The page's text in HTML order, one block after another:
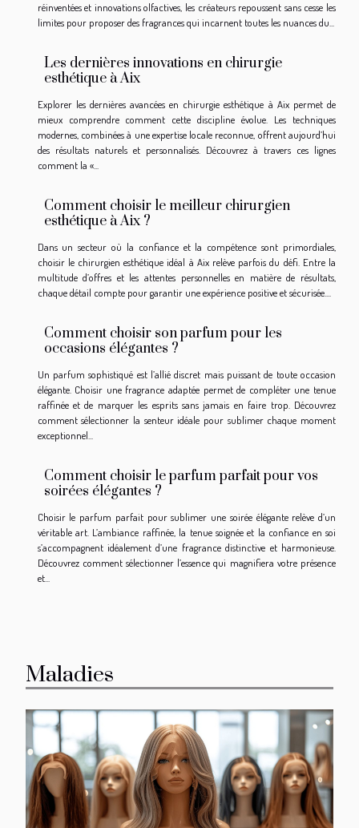
réinventées et innovations olfactives, les créateurs repoussent sans cesse les
limites pour proposer des fragrances qui incarnent toutes les nuances du...
Les dernières innovations en chirurgie
esthétique à Aix
Explorer les dernières avancées en chirurgie esthétique à Aix permet de
mieux comprendre comment cette discipline évolue. Les techniques
modernes, combinées à une expertise locale reconnue, offrent aujourd’hui
des résultats naturels et personnalisés. Découvrez à travers ces lignes
comment la «...
Comment choisir le meilleur chirurgien
esthétique à Aix ?
Dans un secteur où la confiance et la compétence sont primordiales,
choisir le chirurgien esthétique idéal à Aix relève parfois du défi. Entre la
multitude d’offres et les attentes personnelles en matière de résultats,
chaque détail compte pour garantir une expérience positive et sécurisée....
Comment choisir son parfum pour les
occasions élégantes ?
Un parfum sophistiqué est l’allié discret mais puissant de toute occasion
élégante. Choisir une fragrance adaptée permet de compléter une tenue
raffinée et de marquer les esprits sans jamais en faire trop. Découvrez
comment sélectionner la senteur idéale pour sublimer chaque moment
exceptionnel...
Comment choisir le parfum parfait pour vos
soirées élégantes ?
Choisir le parfum parfait pour sublimer une soirée élégante relève d’un
véritable art. L’ambiance raffinée, la tenue soignée et la confiance en soi
s’accompagnent idéalement d’une fragrance distinctive et harmonieuse.
Découvrez comment sélectionner l’essence qui magnifiera votre présence
et...
Maladies